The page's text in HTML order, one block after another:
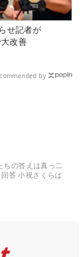
せ記者が
大改善
by
ちの答えは真っ二
答 小祝さくらは